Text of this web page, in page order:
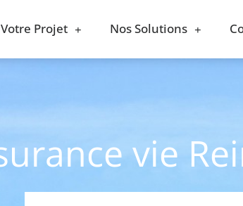
Votre Projet Nos Solutions
vie